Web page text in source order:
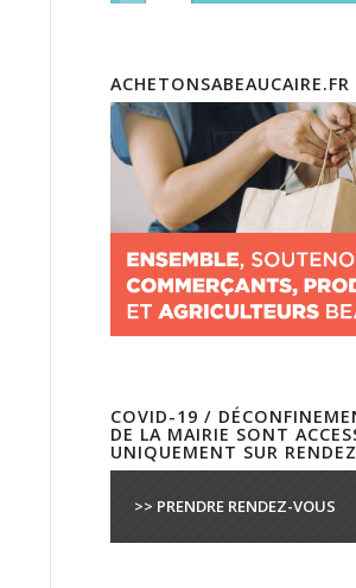
COVID-19 /
DE LA MAIRIE SONT
UNIQUEMENT SUR
>> PRENDRE RENDEZ-VOUS